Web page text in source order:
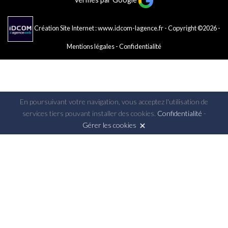
Création Site Internet : www.idcom-lagence.fr- Copyright ©2026 -
Mentions légales-Confidentialité
En poursuivant votre navigation, vous acceptez l'utilisation de
services tiers pouvant installer des cookies. Confidentialité -
Gérer les cookies